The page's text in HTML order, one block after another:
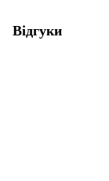
Відгуки